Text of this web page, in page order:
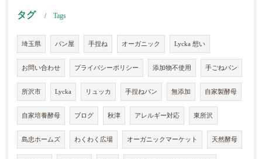
タグ Tags
埼玉県 パン屋 手捏ね オーガニック Lycka 想い
お問い合わせ プライバシーポリシー 添加物不使用 手ごねパン
所沢市 Lycka リュッカ 手捏ねパン 無添加 自家製酵母
自家培養酵母 ブログ 秋津 アレルギー対応 東所沢
島忠ホームズ わくわく広場 オーガニックマーケット 天然酵母